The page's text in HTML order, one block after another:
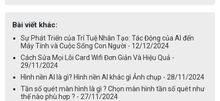
Bài viết khác:
Sự Phát Triển của Trí Tuệ Nhân Tạo: Tác Động của AI đến
Máy Tính và Cuộc Sống Con Người - 12/12/2024
Cách Sửa Mọi Lỗi Card Wifi Đơn Giản Và Hiệu Quả -
29/11/2024
Hình nền AI là gì? Hình nền AI khác gì Ảnh chụp - 28/11/2024
Tần số quét màn hình là gì ? Chọn màn hình tần số quét như
thế nào phù hợp ? - 27/11/2024